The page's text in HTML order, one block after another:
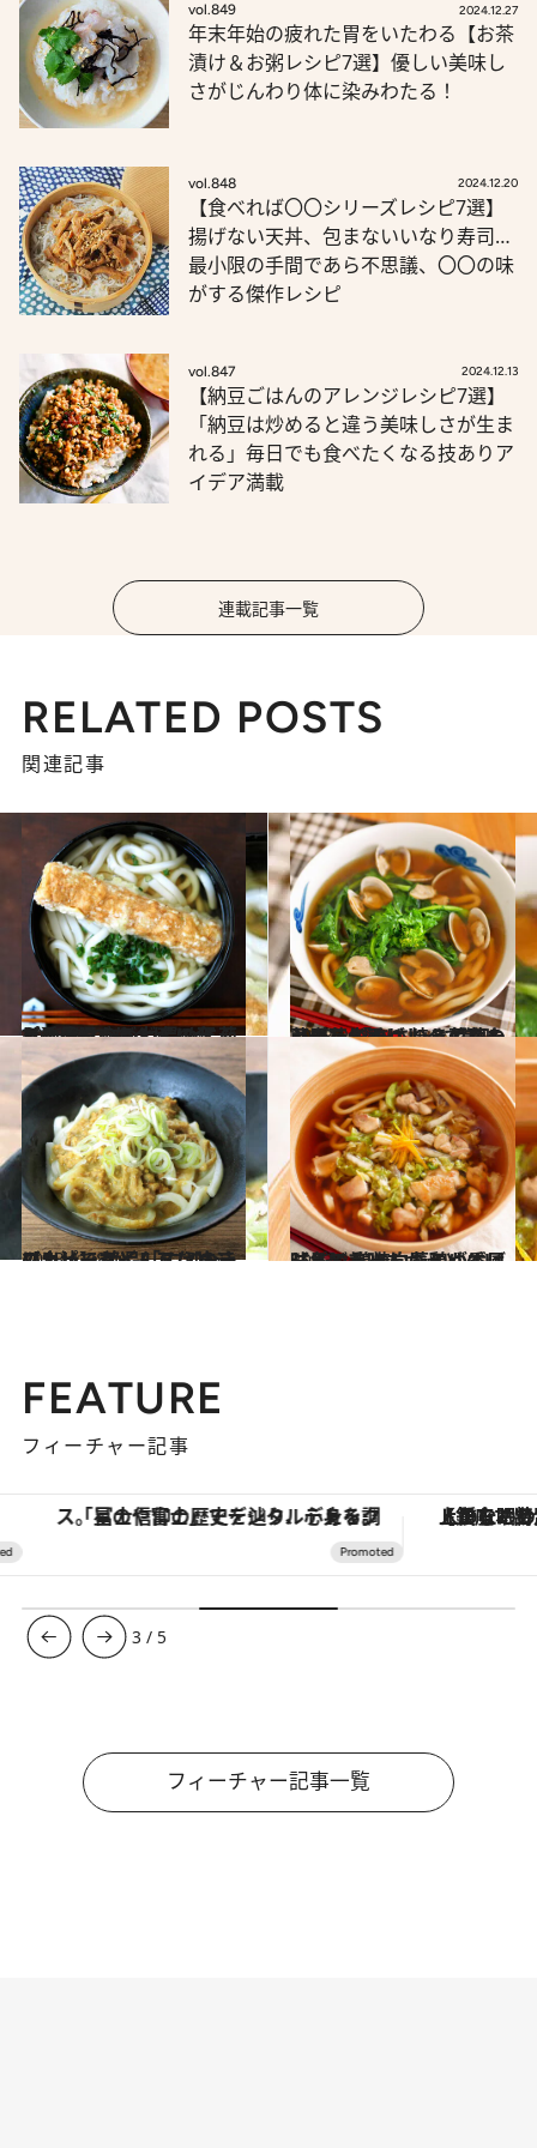
vol.849 2024.12.27
年末年始の疲れた胃をいたわる【お茶
漬け＆お粥レシピ7選】優しい美味し
さがじんわり体に染みわたる！
vol.848 2024.12.20
【食べれば〇〇シリーズレシピ7選】
揚げない天丼、包まないいなり寿司…
最小限の手間であら不思議、〇〇の味
がする傑作レシピ
vol.847 2024.12.13
【納豆ごはんのアレンジレシピ7選】
「納豆は炒めると違う美味しさが生ま
れる」毎日でも食べたくなる技ありア
イデア満載
連載記事一覧
RELATED POSTS
関連記事
2023.2.21
【兵庫県のお土産レシピ】 “あごちくわ”の天ぷらのっけうどん 長めに茹でた柔らかうどんに合う！
グルメ 2023.2.18
【春を先取り！ うどんレシピ】 「あさりと菜花のっけうどん」 焼き付けた菜の花が香ばしくて美味
グルメ
2023.1.28
【カレーうどんアレンジレシピ】 絶品「エノキーマカレーうどん」 えのきの出汁でマイルドな味に！
グルメ 2023.2.12
【冬のあったかうどんレシピ】 鶏と白菜のゆず風味うどん 焼いた鶏が香ばしくて美味！
グルメ
FEATURE
フィーチャー記事
「星のや富士」でデジタルデトックス。冨士信仰の歴史を辿り、心身を調える。 【銀座で出合う最旬美容】美髪ケアや上質
3 / 5
フィーチャー記事一覧